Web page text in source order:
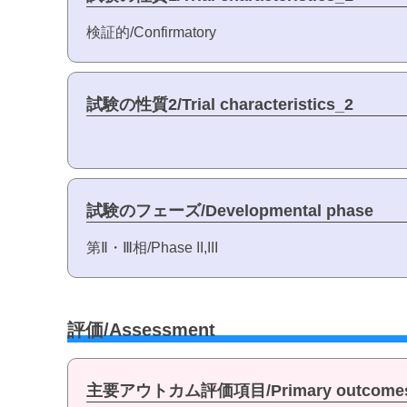
検証的/Confirmatory
試験の性質2/Trial characteristics_2
試験のフェーズ/Developmental phase
第Ⅱ・Ⅲ相/Phase II,III
評価/Assessment
主要アウトカム評価項目/Primary